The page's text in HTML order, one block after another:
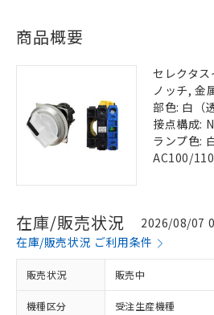
商品概要
セレクタ
ノッチ, 金
部色: 白（
接点構成:
ランプ色:
AC100/
在庫/販売状況
2026/08/07
在庫/販売状況 ご利用条件
販売状況 販売中
機種区分 受注生産機種